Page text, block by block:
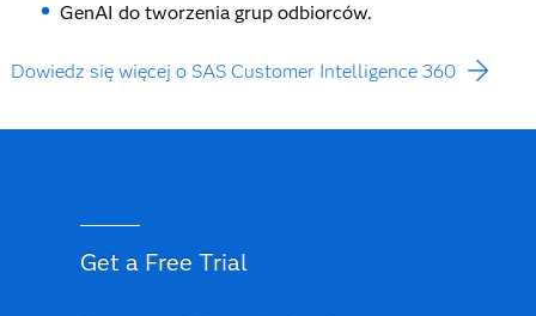
GenAI do tworzenia grup odbiorców.
Dowiedz się więcej o SAS Customer Intelligence 360
Get a Free Trial